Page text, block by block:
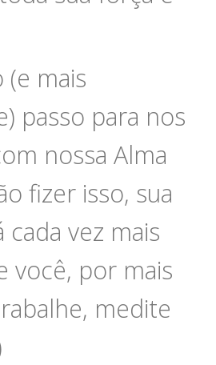
mais
passo para nos
nossa Alma
fizer isso, sua
cada vez mais
você, por mais
medite